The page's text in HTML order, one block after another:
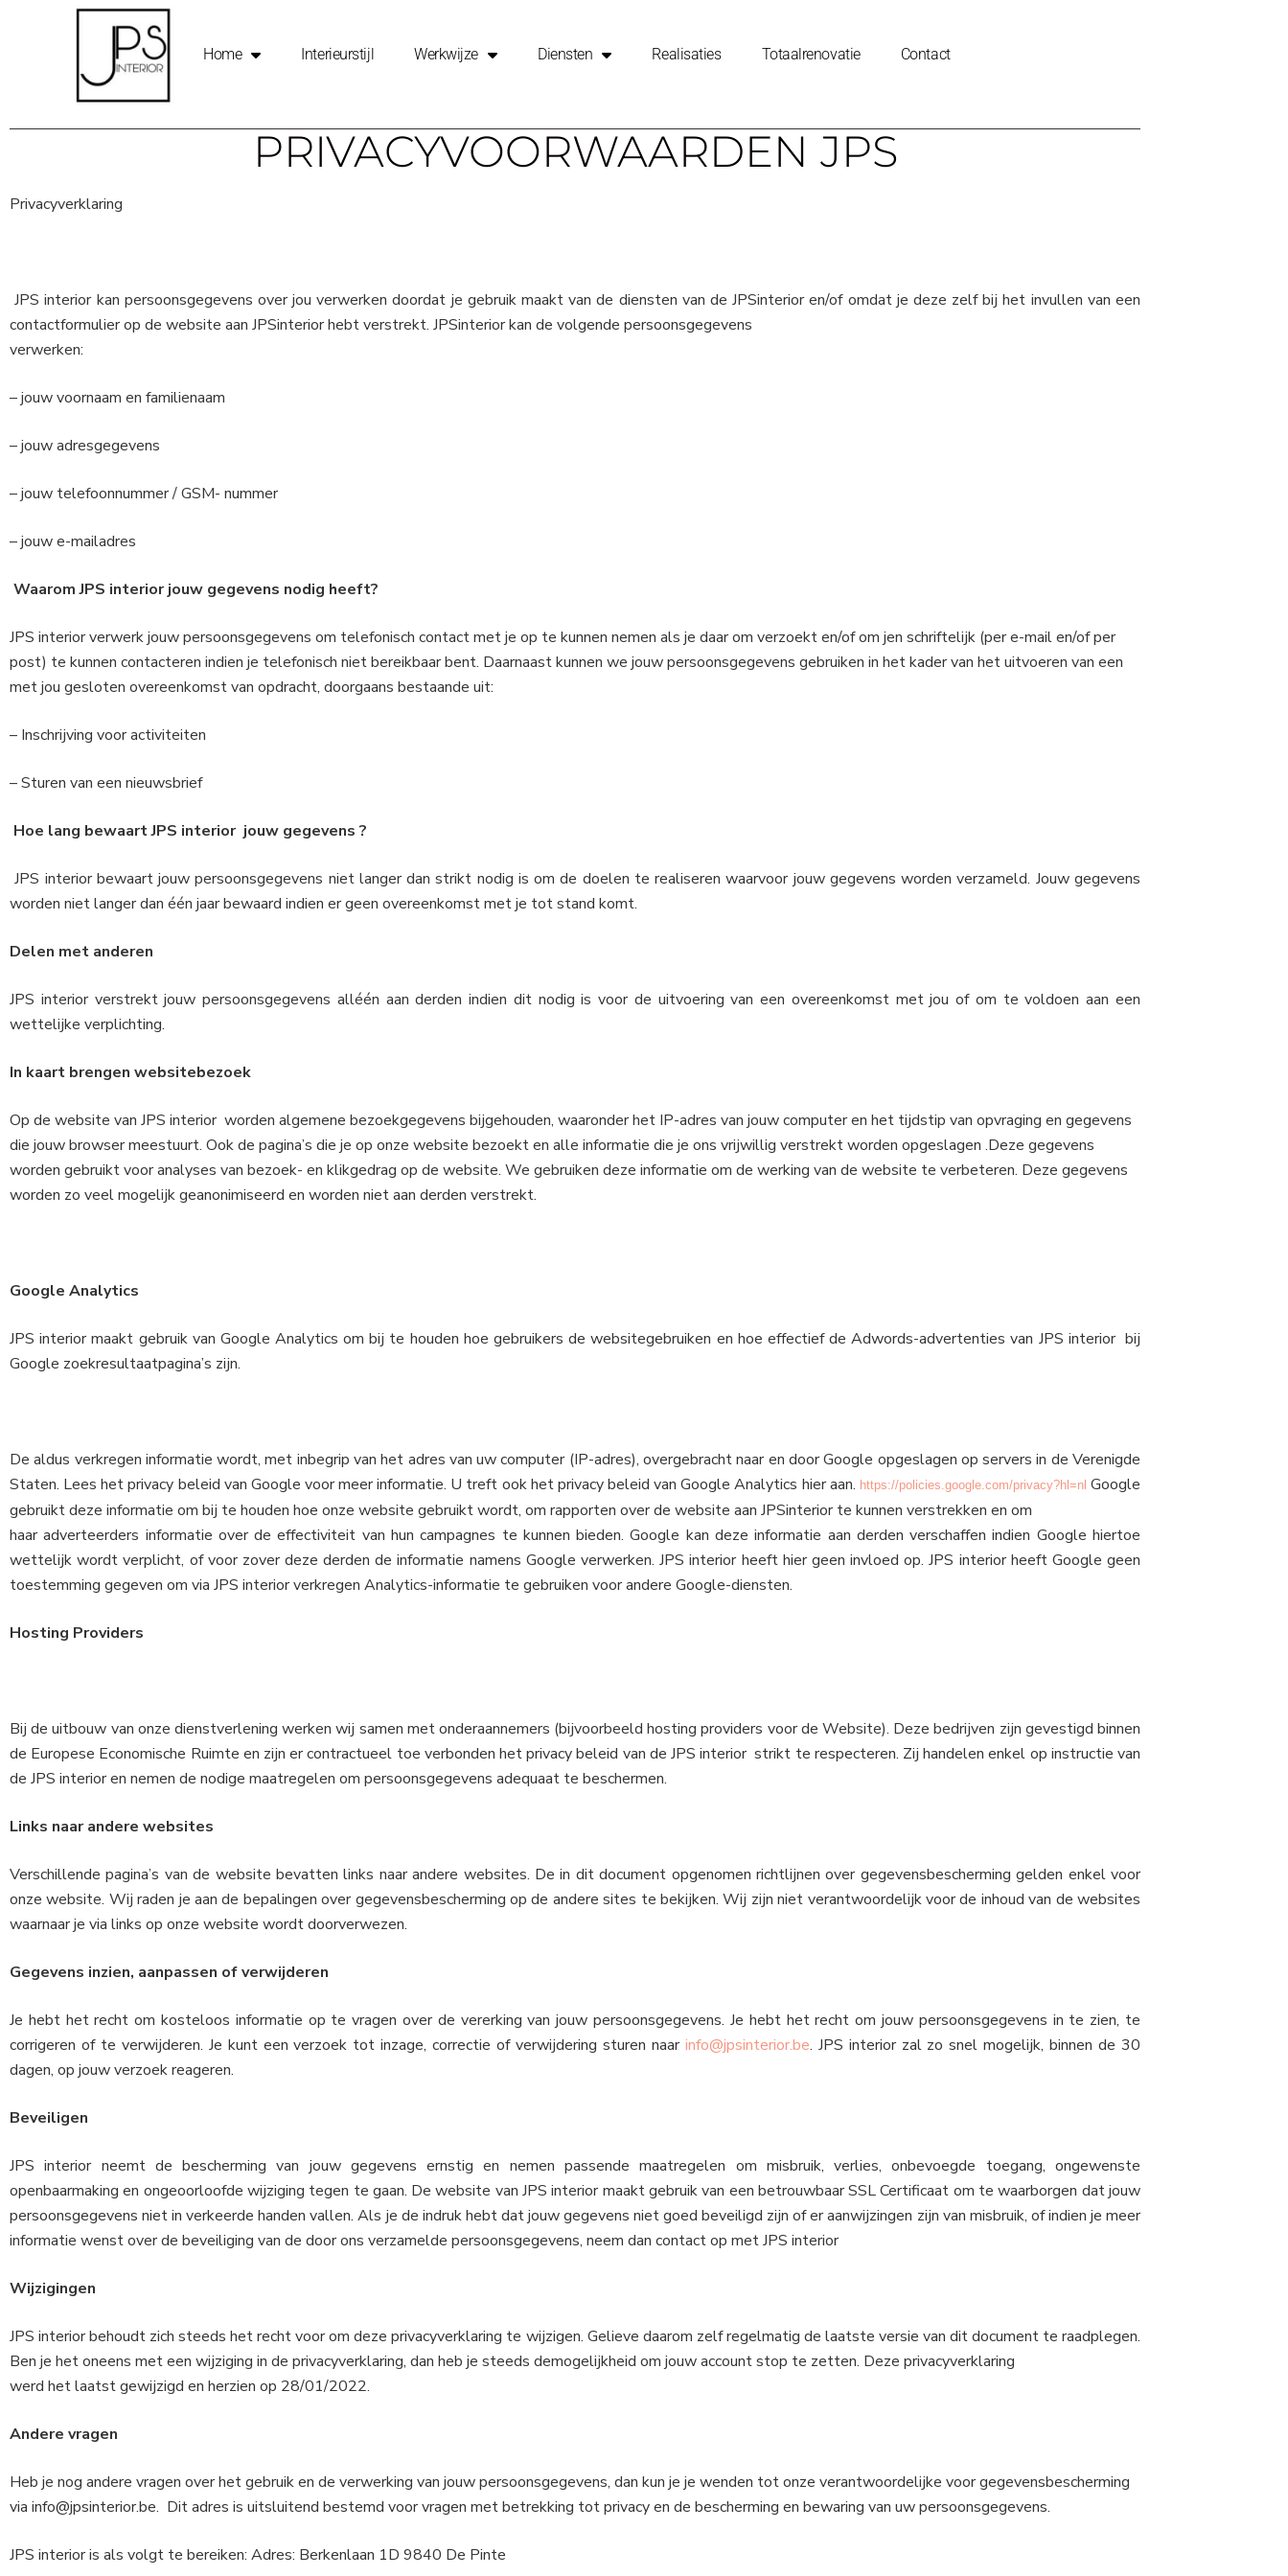
Home Interieurstijl Werkwijze Diensten Realisaties Totaalrenovatie Contact
PRIVACYVOORWAARDEN JPS
Privacyverklaring
JPS interior kan persoonsgegevens over jou verwerken doordat je gebruik maakt van de diensten van de JPSinterior en/of omdat je deze zelf bij het invullen van een
contactformulier op de website aan JPSinterior hebt verstrekt. JPSinterior kan de volgende persoonsgegevens
verwerken:
– jouw voornaam en familienaam
– jouw adresgegevens
– jouw telefoonnummer / GSM- nummer
– jouw e-mailadres
Waarom JPS interior jouw gegevens nodig heeft?
JPS interior verwerk jouw persoonsgegevens om telefonisch contact met je op te kunnen nemen als je daar om verzoekt en/of om jen schriftelijk (per e-mail en/of per
post) te kunnen contacteren indien je telefonisch niet bereikbaar bent. Daarnaast kunnen we jouw persoonsgegevens gebruiken in het kader van het uitvoeren van een
met jou gesloten overeenkomst van opdracht, doorgaans bestaande uit:
– Inschrijving voor activiteiten
– Sturen van een nieuwsbrief
Hoe lang bewaart JPS interior jouw gegevens ?
JPS interior bewaart jouw persoonsgegevens niet langer dan strikt nodig is om de doelen te realiseren waarvoor jouw gegevens worden verzameld. Jouw gegevens
worden niet langer dan één jaar bewaard indien er geen overeenkomst met je tot stand komt.
Delen met anderen
JPS interior verstrekt jouw persoonsgegevens alléén aan derden indien dit nodig is voor de uitvoering van een overeenkomst met jou of om te voldoen aan een
wettelijke verplichting.
In kaart brengen websitebezoek
Op de website van JPS interior worden algemene bezoekgegevens bijgehouden, waaronder het IP-adres van jouw computer en het tijdstip van opvraging en gegevens
die jouw browser meestuurt. Ook de pagina’s die je op onze website bezoekt en alle informatie die je ons vrijwillig verstrekt worden opgeslagen .Deze gegevens
worden gebruikt voor analyses van bezoek- en klikgedrag op de website. We gebruiken deze informatie om de werking van de website te verbeteren. Deze gegevens
worden zo veel mogelijk geanonimiseerd en worden niet aan derden verstrekt.
Google Analytics
JPS interior maakt gebruik van Google Analytics om bij te houden hoe gebruikers de websitegebruiken en hoe effectief de Adwords-advertenties van JPS interior bij
Google zoekresultaatpagina’s zijn.
De aldus verkregen informatie wordt, met inbegrip van het adres van uw computer (IP-adres), overgebracht naar en door Google opgeslagen op servers in de Verenigde
Staten. Lees het privacy beleid van Google voor meer informatie. U treft ook het privacy beleid van Google Analytics hier aan. https://policies.google.com/privacy?hl=nl Google
gebruikt deze informatie om bij te houden hoe onze website gebruikt wordt, om rapporten over de website aan JPSinterior te kunnen verstrekken en om
haar adverteerders informatie over de effectiviteit van hun campagnes te kunnen bieden. Google kan deze informatie aan derden verschaffen indien Google hiertoe
wettelijk wordt verplicht, of voor zover deze derden de informatie namens Google verwerken. JPS interior heeft hier geen invloed op. JPS interior heeft Google geen
toestemming gegeven om via JPS interior verkregen Analytics-informatie te gebruiken voor andere Google-diensten.
Hosting Providers
Bij de uitbouw van onze dienstverlening werken wij samen met onderaannemers (bijvoorbeeld hosting providers voor de Website). Deze bedrijven zijn gevestigd binnen
de Europese Economische Ruimte en zijn er contractueel toe verbonden het privacy beleid van de JPS interior strikt te respecteren. Zij handelen enkel op instructie van
de JPS interior en nemen de nodige maatregelen om persoonsgegevens adequaat te beschermen.
Links naar andere websites
Verschillende pagina’s van de website bevatten links naar andere websites. De in dit document opgenomen richtlijnen over gegevensbescherming gelden enkel voor
onze website. Wij raden je aan de bepalingen over gegevensbescherming op de andere sites te bekijken. Wij zijn niet verantwoordelijk voor de inhoud van de websites
waarnaar je via links op onze website wordt doorverwezen.
Gegevens inzien, aanpassen of verwijderen
Je hebt het recht om kosteloos informatie op te vragen over de vererking van jouw persoonsgegevens. Je hebt het recht om jouw persoonsgegevens in te zien, te
corrigeren of te verwijderen. Je kunt een verzoek tot inzage, correctie of verwijdering sturen naar info@jpsinterior.be. JPS interior zal zo snel mogelijk, binnen de 30
dagen, op jouw verzoek reageren.
Beveiligen
JPS interior neemt de bescherming van jouw gegevens ernstig en nemen passende maatregelen om misbruik, verlies, onbevoegde toegang, ongewenste
openbaarmaking en ongeoorloofde wijziging tegen te gaan. De website van JPS interior maakt gebruik van een betrouwbaar SSL Certificaat om te waarborgen dat jouw
persoonsgegevens niet in verkeerde handen vallen. Als je de indruk hebt dat jouw gegevens niet goed beveiligd zijn of er aanwijzingen zijn van misbruik, of indien je meer
informatie wenst over de beveiliging van de door ons verzamelde persoonsgegevens, neem dan contact op met JPS interior
Wijzigingen
JPS interior behoudt zich steeds het recht voor om deze privacyverklaring te wijzigen. Gelieve daarom zelf regelmatig de laatste versie van dit document te raadplegen.
Ben je het oneens met een wijziging in de privacyverklaring, dan heb je steeds demogelijkheid om jouw account stop te zetten. Deze privacyverklaring
werd het laatst gewijzigd en herzien op 28/01/2022.
Andere vragen
Heb je nog andere vragen over het gebruik en de verwerking van jouw persoonsgegevens, dan kun je je wenden tot onze verantwoordelijke voor gegevensbescherming
via info@jpsinterior.be. Dit adres is uitsluitend bestemd voor vragen met betrekking tot privacy en de bescherming en bewaring van uw persoonsgegevens.
JPS interior is als volgt te bereiken: Adres: Berkenlaan 1D 9840 De Pinte